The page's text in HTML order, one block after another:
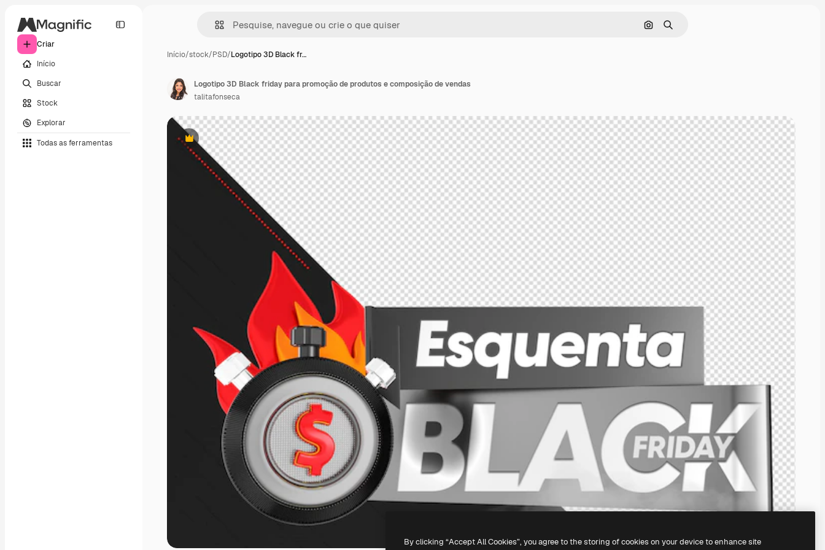
Criar
Início
Buscar
Stock
Explorar
Todas as ferramentas
Pesquisar por imagem
Buscar
Início/stock/PSD/Logotipo 3D Black fr…
Premium
Logotipo 3D Black friday para promoção de produtos e composição de vendas
talitafonseca
By clicking “Accept All Cookies”, you agree to the storing of cookies on your device to enhance site